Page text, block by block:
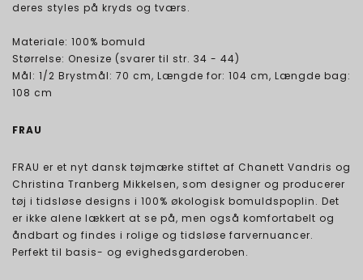
deres styles på kryds og tværs.
Materiale: 100% bomuld
Størrelse: Onesize (svarer til str. 34 - 44)
Mål: 1/2 Brystmål: 70 cm, Længde for: 104 cm, Længde bag:
108 cm
FRAU
FRAU er et nyt dansk tøjmærke stiftet af Chanett Vandris og
Christina Tranberg Mikkelsen, som designer og producerer
tøj i tidsløse designs i 100% økologisk bomuldspoplin. Det
er ikke alene lækkert at se på, men også komfortabelt og
åndbart og findes i rolige og tidsløse farvernuancer.
Perfekt til basis- og evighedsgarderoben.